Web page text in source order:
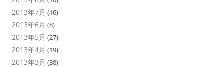
2013年7月 (16)
2013年6月 (8)
2013年5月 (27)
2013年4月 (19)
2013年3月 (38)